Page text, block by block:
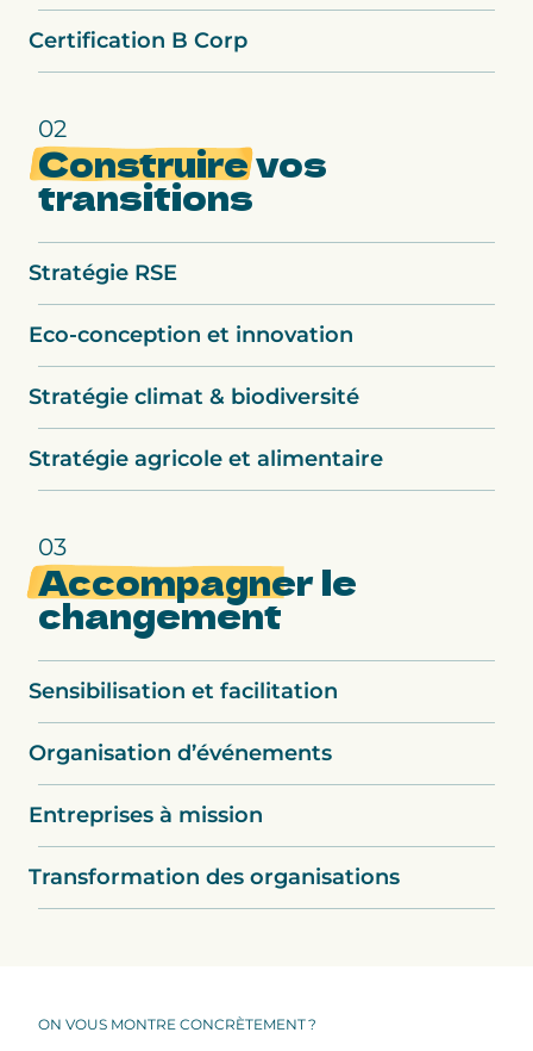
Certification B Corp
02
Construirevos
transitions
Stratégie RSE
Eco-conception et innovation
Stratégie climat & biodiversité
Stratégie agricole et alimentaire
03
Accompagnerle
changement
Sensibilisation et facilitation
Organisation d’événements
Entreprises à mission
Transformation des organisations
ON VOUS MONTRE CONCRÈTEMENT ?